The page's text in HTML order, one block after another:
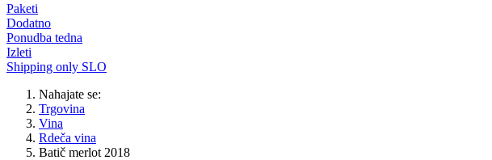
Paketi
Dodatno
Ponudba tedna
Izleti
Shipping only SLO
Nahajate se:
Trgovina
Vina
Rdeča vina
Batič merlot 2018